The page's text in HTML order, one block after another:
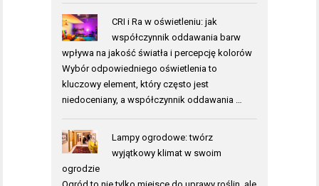
CRI i Ra w oświetleniu: jak
współczynnik oddawania barw
wpływa na jakość światła i percepcję kolorów
Wybór odpowiedniego oświetlenia to
kluczowy element, który często jest
niedoceniany, a współczynnik oddawania …
Lampy ogrodowe: twórz
wyjątkowy klimat w swoim
ogrodzie